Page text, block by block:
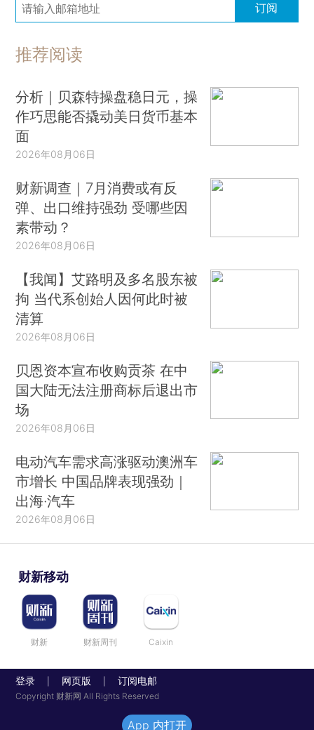
订阅
推荐阅读
分析｜贝森特操盘稳日元，操
作巧思能否撬动美日货币基本
面
2026年08月06日
财新调查｜7月消费或有反
弹、出口维持强劲 受哪些因
素带动？
2026年08月06日
【我闻】艾路明及多名股东被
拘 当代系创始人因何此时被
清算
2026年08月06日
贝恩资本宣布收购贡茶 在中
国大陆无法注册商标后退出市
场
2026年08月06日
电动汽车需求高涨驱动澳洲车
市增长 中国品牌表现强劲｜
出海·汽车
2026年08月06日
财新移动
财新 财新周刊 Caixin
登录 网页版 订阅电邮
Copyright 财新网 All Rights Reserved
App 内打开